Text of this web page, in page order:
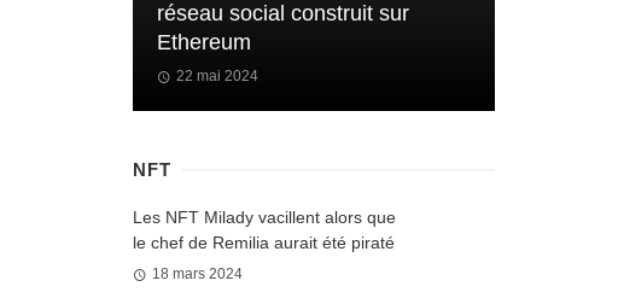
réseau social construit sur
Ethereum
22 mai 2024
NFT
Les NFT Milady vacillent alors que
le chef de Remilia aurait été piraté
18 mars 2024